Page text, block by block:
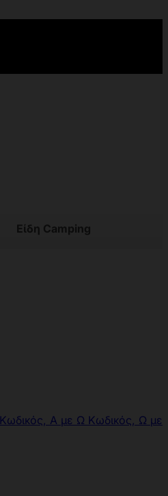
Είδη Camping
Κωδικός, Α με Ω Κωδικός, Ω με